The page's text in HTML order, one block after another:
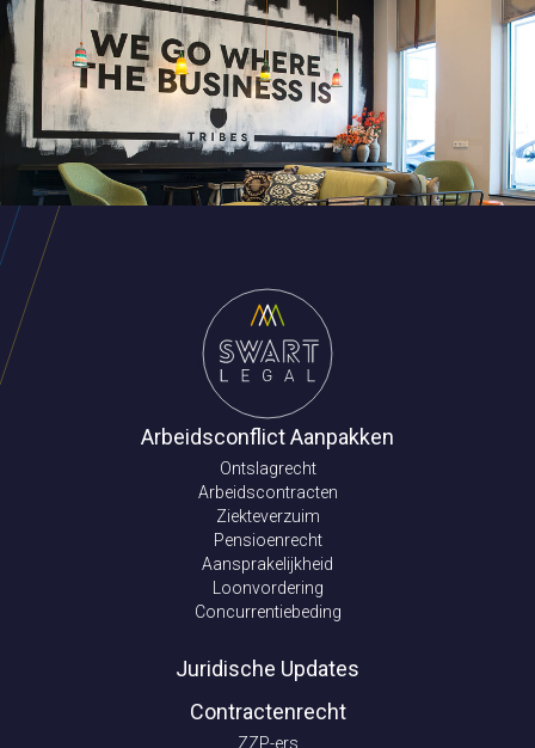
Arbeidsconflict Aanpakken
Ontslagrecht
Arbeidscontracten
Ziekteverzuim
Pensioenrecht
Aansprakelijkheid
Loonvordering
Concurrentiebeding
Juridische Updates
Contractenrecht
ZZP-ers